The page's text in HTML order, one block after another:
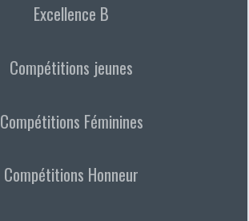
Excellence B
Compétitions jeunes
Compétitions Féminines
Compétitions Honneur